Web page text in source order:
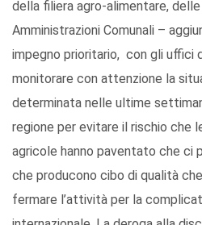
della filiera agro-alimentare,
Amministrazioni Comunali –
impegno prioritario, con gli uffici
monitorare con attenzione la
determinata nelle ultime
regione per evitare il rischio che
agricole hanno paventato che ci
che producono cibo di qualità
fermare l’attività per la